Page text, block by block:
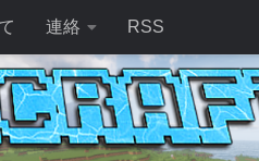
連絡 RSS